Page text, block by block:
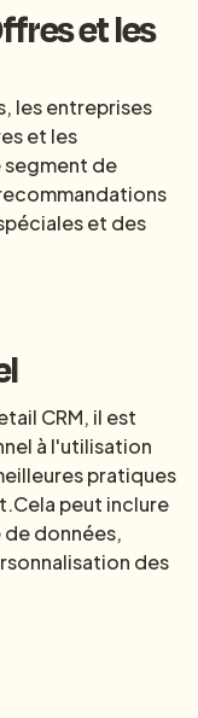
et les
les entreprises
et les
segment de
et des
CRM, il est
à l'utilisation
pratiques
peut inclure
données,
des